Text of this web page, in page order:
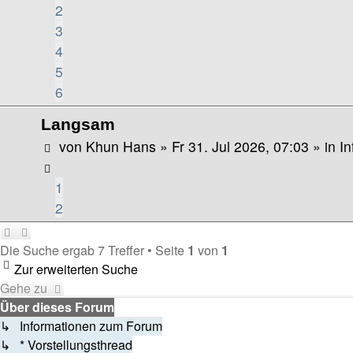
2
3
4
5
6
Langsam
von Khun Hans » Fr 31. Jul 2026, 07:03 » in
1
2
Die Suche ergab 7 Treffer • Seite 1 von 1
Zur erweiterten Suche
Gehe zu
Über dieses Forum
↳ Informationen zum Forum
↳ * Vorstellungsthread